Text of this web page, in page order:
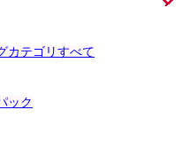
カテゴリすべて
ック